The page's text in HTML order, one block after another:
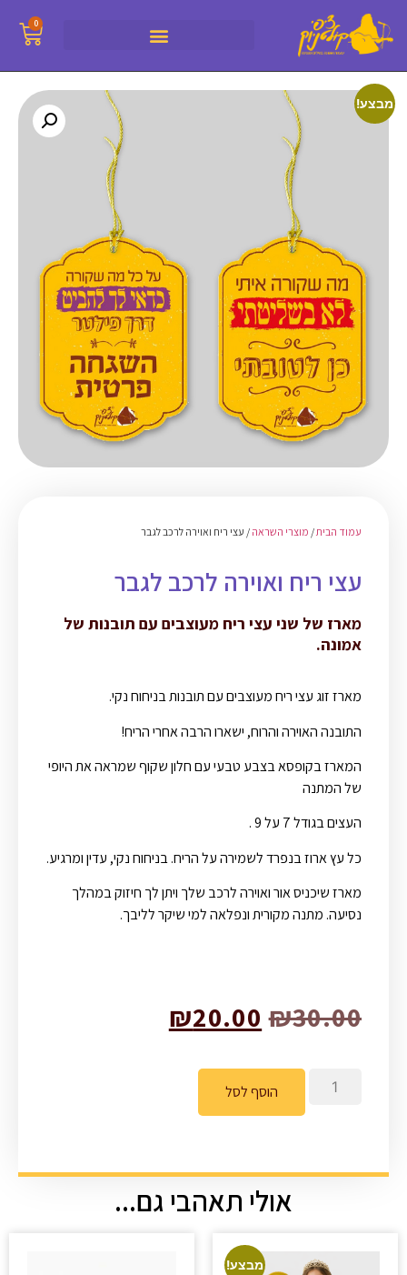
0
מבצע!
עמוד הבית / מוצרי השראה / עצי ריח ואוירה לרכב לגבר
עצי ריח ואוירה לרכב לגבר
מארז של שני עצי ריח מעוצבים עם תובנות של
אמונה.
מארז זוג עצי ריח מעוצבים עם תובנות בניחוח נקי.
התובנה האוירה והרוח, ישארו הרבה אחרי הריח!
המארז בקופסא בצבע טבעי עם חלון שקוף שמראה את היופי
של המתנה
העצים בגודל 7 על 9 .
כל עץ ארוז בנפרד לשמירה על הריח. בניחוח נקי, עדין ומרגיע.
מארז שיכניס אור ואוירה לרכב שלך ויתן לך חיזוק במהלך
נסיעה. מתנה מקורית ונפלאה למי שיקר לליבך.
₪30.00
₪20.00
הוסף לסל
אולי תאהבי גם...
מבצע!